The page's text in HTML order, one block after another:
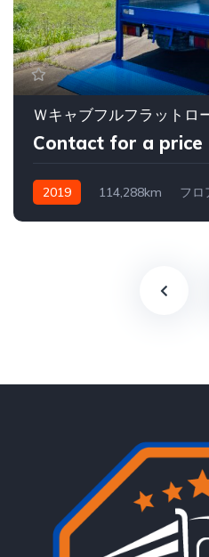
Ｗキャブフルフラットロ
Contact for a price
2019 114,288km フロ